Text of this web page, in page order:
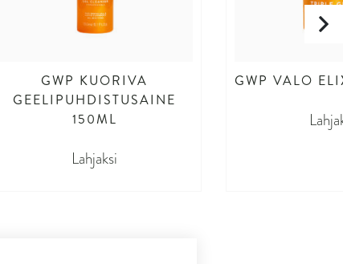
GWP KUORIVA
GEELIPUHDISTUSAINE
150ML
Lahjaksi
GWP VALO